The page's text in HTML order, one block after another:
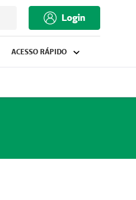
Login
ACESSO RÁPIDO